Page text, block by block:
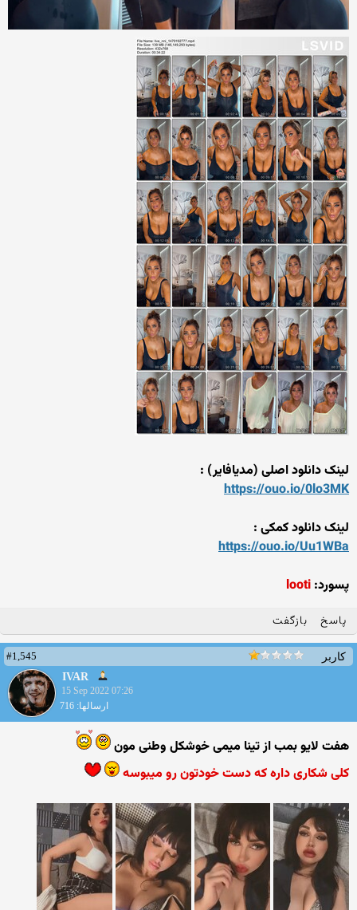
لینک دانلود اصلی (مدیافایر) :
https://ouo.io/0lo3MK
لینک دانلود کمکی :
https://ouo.io/Uu1WBa
پسورد: looti
پاسخ بازگفت
کاربر
#1,545
IVAR
15 Sep 2022 07:26
ارسالها: 716
هفت لایو بمب از تینا میمی خوشکل وطنی مون
کلی شکاری داره که دست خودتون رو میبوسه